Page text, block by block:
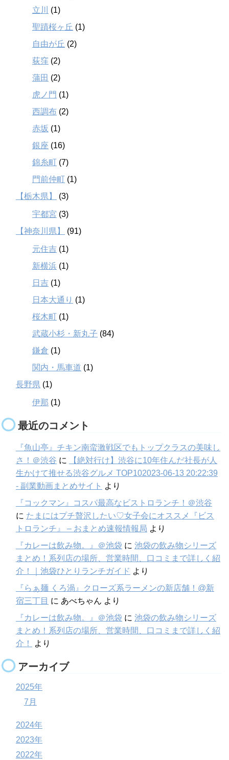
立川
(1)
聖蹟桜ヶ丘 (1)
自由が丘 (2)
荻窪 (2)
蒲田 (2)
虎ノ門 (1)
西調布 (2)
赤坂 (1)
銀座 (16)
錦糸町 (7)
門前仲町 (1)
【栃木県】
(3)
宇都宮 (3)
【神奈川県】
(91)
元住吉 (1)
新横浜 (1)
日吉 (1)
日本大通り (1)
桜木町 (1)
武蔵小杉・新丸子 (84)
鎌倉 (1)
関内・馬車道 (1)
長野県 (1)
伊那 (1)
最近のコメント
『魚山亭』チキン南蛮激戦区でもトップクラスの美味し
さ！＠渋谷 に
【絶対行け】渋谷に10年住んだ社長が人
生かけて推せる渋谷グルメ TOP102023-06-13 20:22:39
- 副業動画まとめサイト より
『コックマン』コスパ最高なビストロランチ！＠渋谷
に たまにはプチ贅沢したい♡女子会にオススメ『ビス
トロランチ』 – おまとめ速報情報局 より
『カレーは飲み物。』＠池袋 に 池袋の飲み物シリーズ
まとめ！系列店の場所、営業時間、口コミまで詳しく紹
介！｜池袋ひとりランチガイド より
『らぁ麺 くろ渦』クローズ系ラーメンの新店舗！@新
宿三丁目 に あべちゃん より
『カレーは飲み物。』＠池袋 に 池袋の飲み物シリーズ
まとめ！系列店の場所、営業時間、口コミまで詳しく紹
介！
より
アーカイブ
2025年
7月
2024年
2023年
2022年